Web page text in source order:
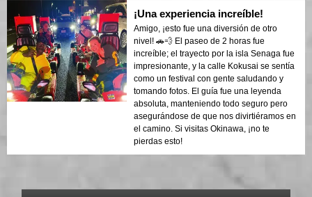
¡Una experiencia increíble!
Amigo, ¡esto fue una diversión de otro
nivel! 🚗💨 El paseo de 2 horas fue
increíble; el trayecto por la isla Senaga fue
impresionante, y la calle Kokusai se sentía
como un festival con gente saludando y
tomando fotos. El guía fue una leyenda
absoluta, manteniendo todo seguro pero
asegurándose de que nos divirtiéramos en
el camino. Si visitas Okinawa, ¡no te
pierdas esto!